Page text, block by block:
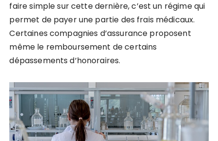
faire simple sur cette dernière, c’est un régime qui
permet de payer une partie des frais médicaux.
Certaines compagnies d’assurance proposent
même le remboursement de certains
dépassements d’honoraires.